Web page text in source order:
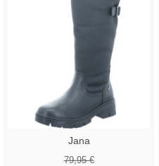
Jana
79,95 €